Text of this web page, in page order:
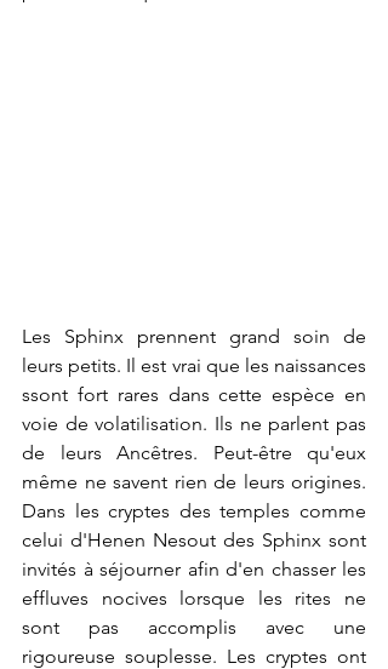
Les Sphinx prennent grand soin de
leurs petits. Il est vrai que les naissances
ssont fort rares dans cette espèce en
voie de volatilisation. Ils ne parlent pas
de leurs Ancêtres. Peut-être qu'eux
même ne savent rien de leurs origines.
Dans les cryptes des temples comme
celui d'Henen Nesout des Sphinx sont
invités à séjourner afin d'en chasser les
effluves nocives lorsque les rites ne
sont pas accomplis avec une
rigoureuse souplesse. Les cryptes ont